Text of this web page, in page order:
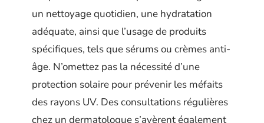
un nettoyage quotidien, une hydratation
adéquate, ainsi que l’usage de produits
spécifiques, tels que sérums ou crèmes anti-
âge. N’omettez pas la nécessité d’une
protection solaire pour prévenir les méfaits
des rayons UV. Des consultations régulières
chez un dermatologue s’avèrent également